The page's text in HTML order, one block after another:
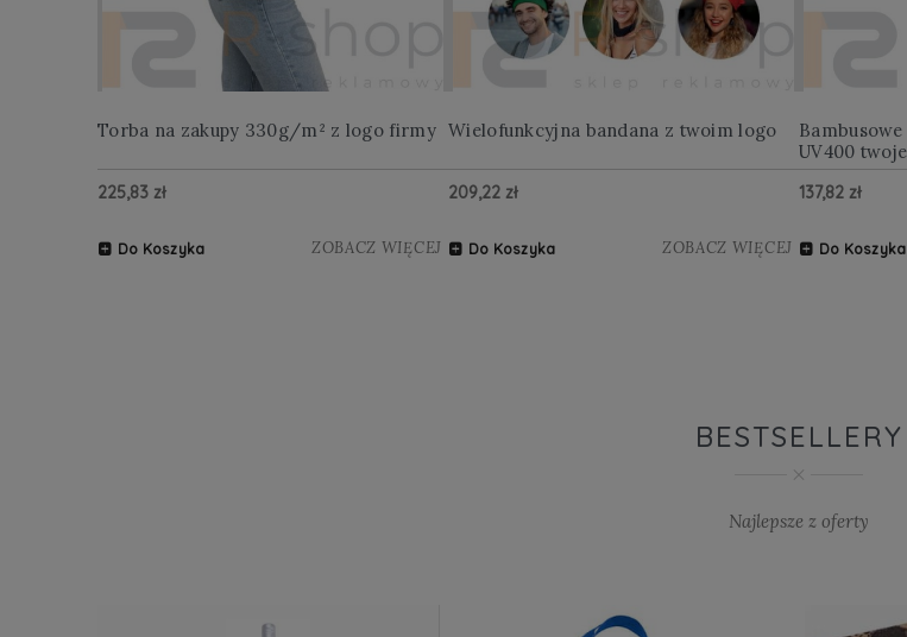
Torba na zakupy 330g/m² z logo firmy
225,83 zł
Do Koszyka ZOBACZ WIĘCEJ
Wielofunkcyjna bandana z twoim logo
209,22 zł
Do Koszyka ZOBACZ WIĘCEJ
UV400
137,82 zł
Do Koszyka
BESTSELLERY
Najlepsze z oferty